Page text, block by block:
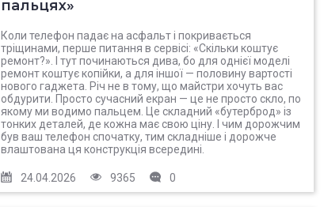
пальцях»
Коли телефон падає на асфальт і покривається
тріщинами, перше питання в сервісі: «Скільки коштує
ремонт?». І тут починаються дива, бо для однієї моделі
ремонт коштує копійки, а для іншої — половину вартості
нового гаджета. Річ не в тому, що майстри хочуть вас
обдурити. Просто сучасний екран — це не просто скло, по
якому ми водимо пальцем. Це складний «бутерброд» із
тонких деталей, де кожна має свою ціну. І чим дорожчим
був ваш телефон спочатку, тим складніше і дорожче
влаштована ця конструкція всередині.
24.04.2026 9365 0